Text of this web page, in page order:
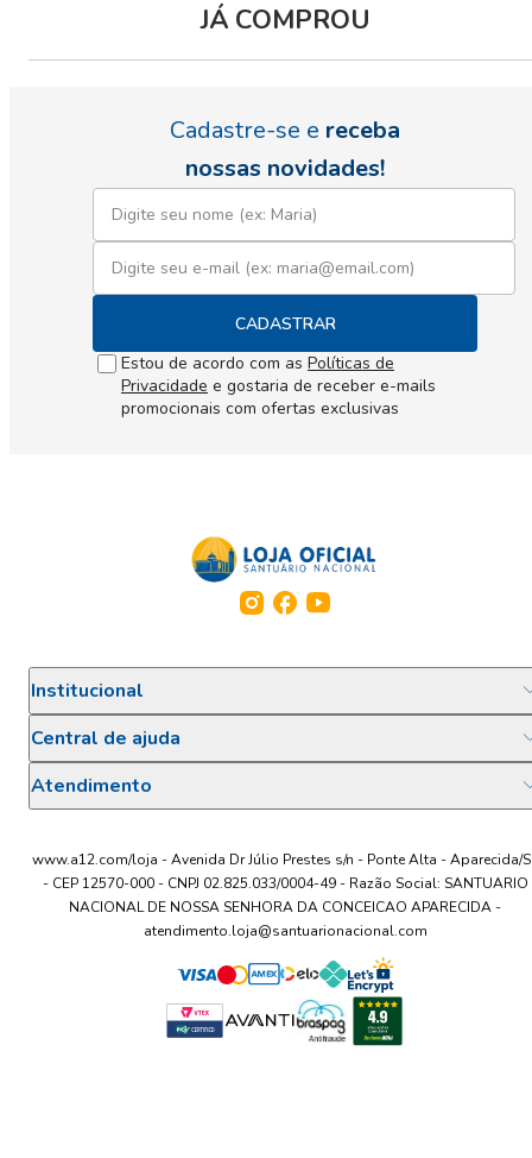
JÁ COMPROU
Cadastre-se e receba
nossas novidades!
CADASTRAR
Estou de acordo com as Políticas de
Privacidade e gostaria de receber e-mails
promocionais com ofertas exclusivas
Institucional
Central de ajuda
Atendimento
www.a12.com/loja - Avenida Dr Júlio Prestes s/n - Ponte Alta - Aparecida/
- CEP 12570-000 - CNPJ 02.825.033/0004-49 - Razão Social: SANTUARIO
NACIONAL DE NOSSA SENHORA DA CONCEICAO APARECIDA -
atendimento.loja@santuarionacional.com